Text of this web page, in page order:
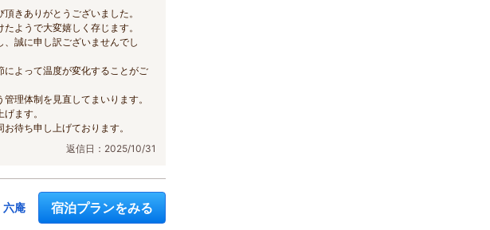
きありがとうございました。
ようで大変嬉しく存じます。
誠に申し訳ございませんでし
よって温度が変化することがご
理体制を見直してまいります。
ます。
待ち申し上げております。
返信日：2025/10/31
庵 宿泊プランをみる